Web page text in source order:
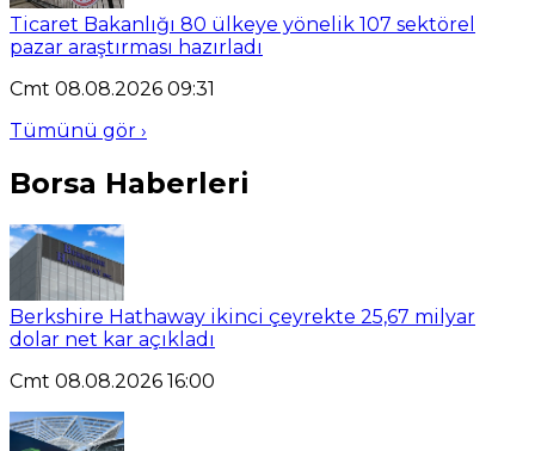
Ticaret Bakanlığı 80 ülkeye yönelik 107 sektörel
pazar araştırması hazırladı
Cmt 08.08.2026 09:31
Tümünü gör ›
Borsa Haberleri
Berkshire Hathaway ikinci çeyrekte 25,67 milyar
dolar net kar açıkladı
Cmt 08.08.2026 16:00